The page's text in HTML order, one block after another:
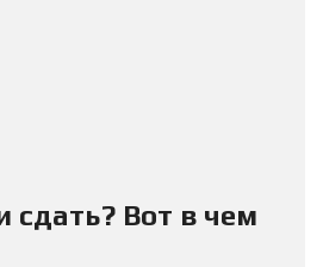
сдать? Вот в чем